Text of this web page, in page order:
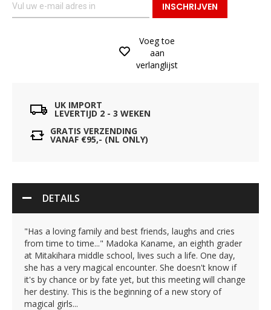
INSCHRIJVEN
Voeg toe
aan
verlanglijst
UK IMPORT
LEVERTIJD 2 - 3 WEKEN
GRATIS VERZENDING
VANAF €95,- (NL ONLY)
DETAILS
"Has a loving family and best friends, laughs and cries
from time to time..." Madoka Kaname, an eighth grader
at Mitakihara middle school, lives such a life. One day,
she has a very magical encounter. She doesn't know if
it's by chance or by fate yet, but this meeting will change
her destiny. This is the beginning of a new story of
magical girls...